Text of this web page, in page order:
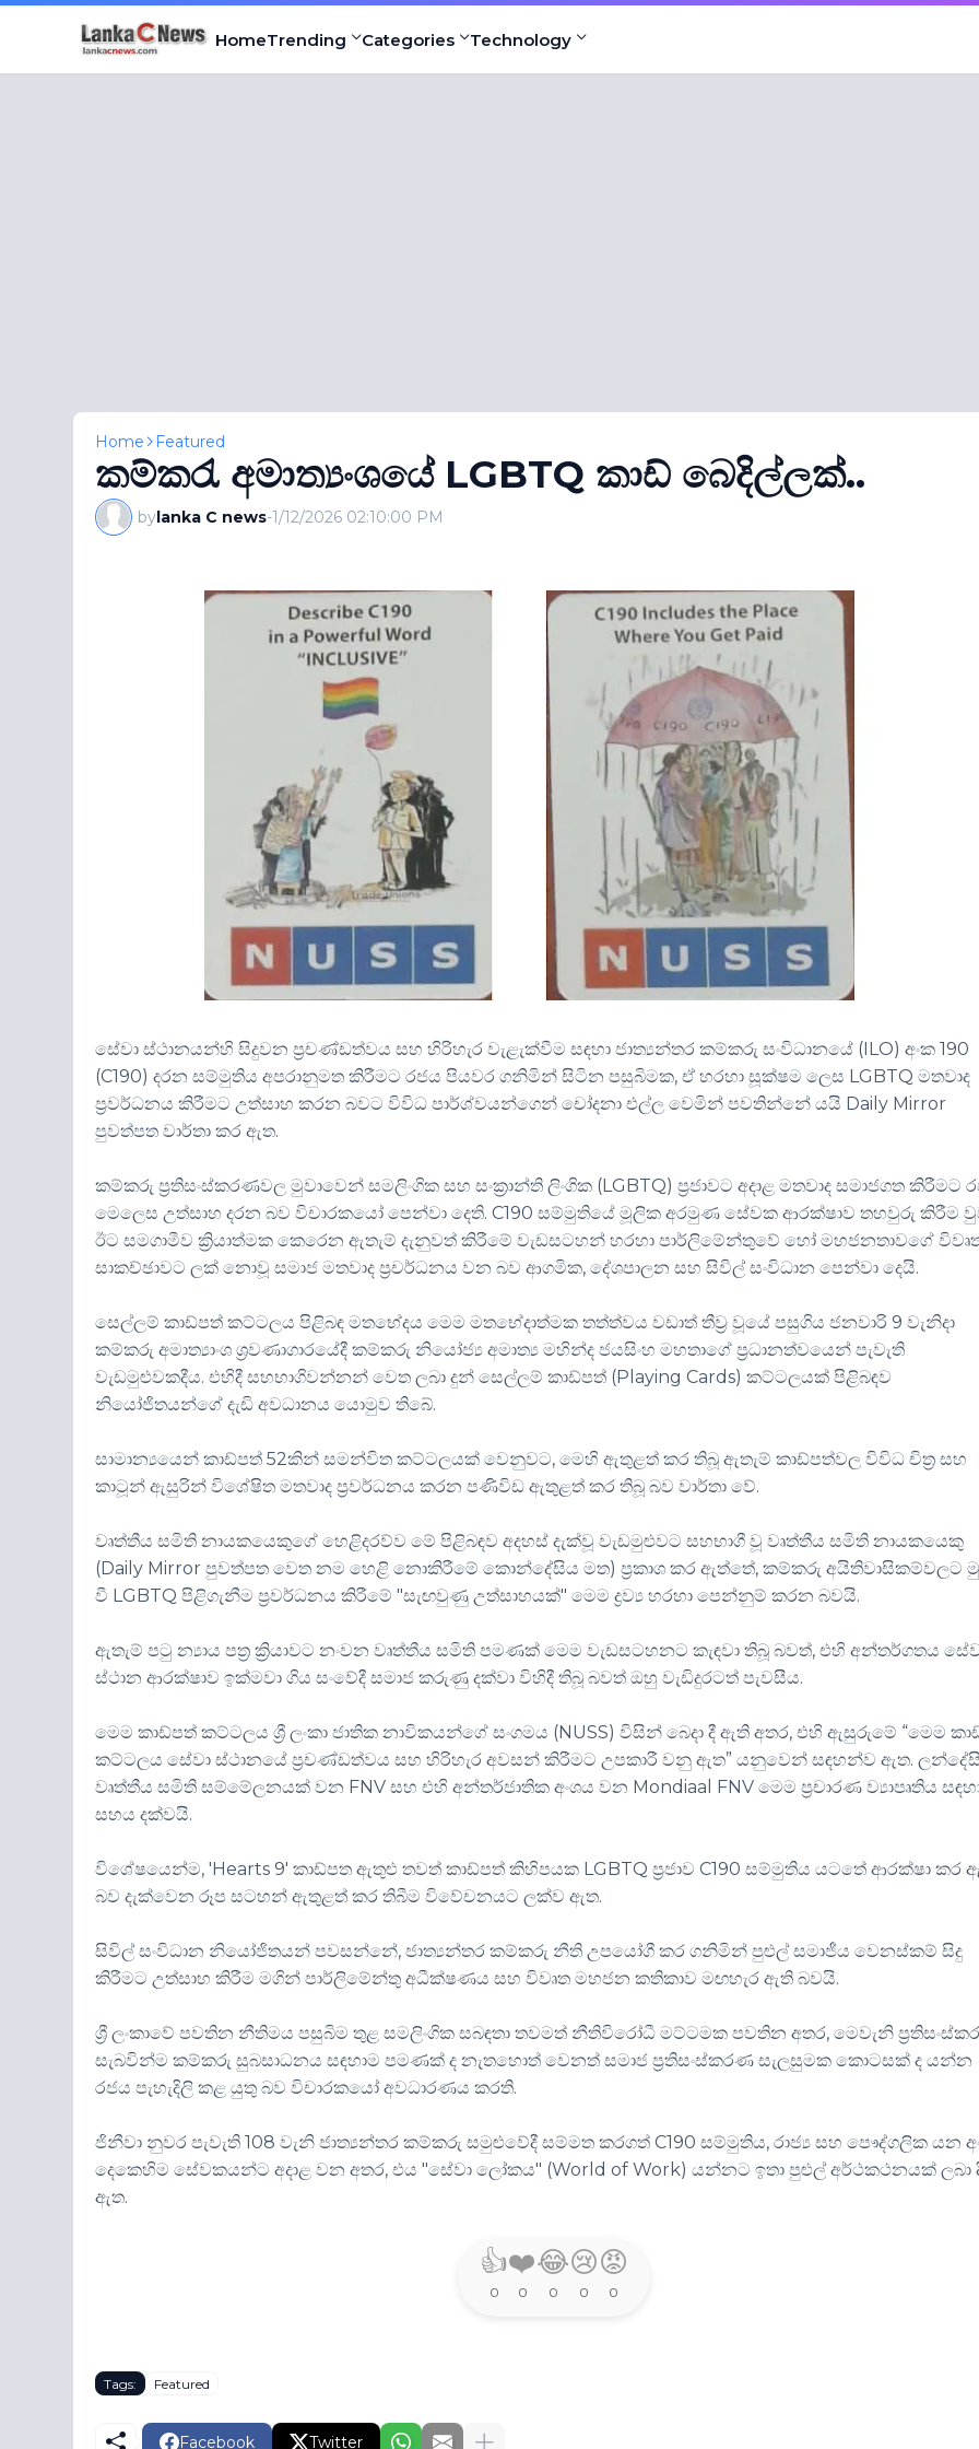
HomeTrending Categories Technology
Home Featured
කම්කරැ අමාත්‍යංශයේ LGBTQ කාඩ් බෙදිල්ලක්..
bylanka C news-1/12/2026 02:10:00 PM
සේවා ස්ථානයන්හි සිදුවන ප්‍රචණ්ඩත්වය සහ හිරිහැර වැළැක්වීම සඳහා ජාත්‍යන්තර කම්කරු සංවිධානයේ (ILO)අංක 190
(C190)දරන සම්මුතිය අපරානුමත කිරීමට රජය පියවර ගනිමින් සිටින පසුබිමක, ඒ හරහා සූක්ෂම ලෙස LGBTQමතවාද
ප්‍රවර්ධනය කිරීමට උත්සාහ කරන බවට විවිධ පාර්ශ්වයන්ගෙන් චෝදනා එල්ල වෙමින් පවතින්නේ යයි Daily Mirror
පුවත්පත වාර්තා කර ඇත.
කම්කරු ප්‍රතිසංස්කරණවල මුවාවෙන් සමලිංගික සහ සංක්‍රාන්ති ලිංගික (LGBTQ)ප්‍රජාවට අදාළ මතවාද සමාජගත කිරීමට
මෙලෙස උත්සාහ දරන බව විචාරකයෝ පෙන්වා දෙති.C190සම්මුතියේ මූලික අරමුණ සේවක ආරක්ෂාව තහවුරු කිරීම
ඊට සමගාමීව ක්‍රියාත්මක කෙරෙන ඇතැම් දැනුවත් කිරීමේ වැඩසටහන් හරහා පාර්ලිමේන්තුවේ හෝ මහජනතාවගේ
සාකච්ඡාවට ලක් නොවූ සමාජ මතවාද ප්‍රචර්ධනය වන බව ආගමික, දේශපාලන සහ සිවිල් සංවිධාන පෙන්වා දෙයි.
සෙල්ලම් කාඩ්පත් කට්ටලය පිළිබඳ මතභේදය මෙම මතභේදාත්මක තත්ත්වය වඩාත් තීව්‍ර වූයේ පසුගිය ජනවාරි 9 වැනිදා
කම්කරු අමාත්‍යාංශ ශ්‍රවණාගාරයේදී කම්කරු නියෝජ්‍ය අමාත්‍ය මහින්ද ජයසිංහ මහතාගේ ප්‍රධානත්වයෙන් පැවැති
වැඩමුළුවකදීය. එහිදී සහභාගිවන්නන් වෙත ලබා දුන් සෙල්ලම් කාඩ්පත් (Playing Cards)කට්ටලයක් පිළිබඳව
නියෝජිතයන්ගේ දැඩි අවධානය යොමුව තිබේ.
සාමාන්‍යයෙන් කාඩ්පත් 52කින් සමන්විත කට්ටලයක් වෙනුවට, මෙහි ඇතුළත් කර තිබූ ඇතැම් කාඩ්පත්වල විවිධ චිත්‍ර සහ
කාටූන් ඇසුරින් විශේෂිත මතවාද ප්‍රවර්ධනය කරන පණිවිඩ ඇතුළත් කර තිබූ බව වාර්තා වේ.
වෘත්තීය සමිති නායකයෙකුගේ හෙළිදරව්ව මේ පිළිබඳව අදහස් දැක්වූ වැඩමුළුවට සහභාගී වූ වෘත්තීය සමිති නායකයෙකු
(Daily Mirrorපුවත්පත වෙත නම හෙළි නොකිරීමේ කොන්දේසිය මත) ප්‍රකාශ කර ඇත්තේ, කම්කරු අයිතිවාසිකම්වලට
වී LGBTQපිළිගැනීම ප්‍රවර්ධනය කිරීමේ "සැඟවුණු උත්සාහයක්" මෙම ද්‍රව්‍ය හරහා පෙන්නුම් කරන බවයි.
ඇතැම් පටු න්‍යාය පත්‍ර ක්‍රියාවට නංවන වෘත්තීය සමිති පමණක් මෙම වැඩසටහනට කැඳවා තිබූ බවත්, එහි අන්තර්ගතය
ස්ථාන ආරක්ෂාව ඉක්මවා ගිය සංවේදී සමාජ කරුණු දක්වා විහිදී තිබූ බවත් ඔහු වැඩිදුරටත් පැවසීය.
මෙම කාඩ්පත් කට්ටලය ශ්‍රී ලංකා ජාතික නාවිකයන්ගේ සංගමය (NUSS)විසින් බෙදා දී ඇති අතර, එහි ඇසුරුමේ “මෙම
කට්ටලය සේවා ස්ථානයේ ප්‍රචණ්ඩත්වය සහ හිරිහැර අවසන් කිරීමට උපකාරී වනු ඇත” යනුවෙන් සඳහන්ව ඇත.
වෘත්තීය සමිති සම්මේලනයක් වන FNVසහ එහි අන්තර්ජාතික අංශය වන Mondiaal FNVමෙම ප්‍රචාරණ ව්‍යාපෘතිය
සහය දක්වයි.
විශේෂයෙන්ම, 'Hearts 9'කාඩ්පත ඇතුළු තවත් කාඩ්පත් කිහිපයක LGBTQප්‍රජාවC190සම්මුතිය යටතේ ආරක්ෂා කර
බව දැක්වෙන රූප සටහන් ඇතුළත් කර තිබීම විවේචනයට ලක්ව ඇත.
සිවිල් සංවිධාන නියෝජිතයන් පවසන්නේ, ජාත්‍යන්තර කම්කරු නීති උපයෝගී කර ගනිමින් පුළුල් සමාජීය වෙනස්කම් සිදු
කිරීමට උත්සාහ කිරීම මගින් පාර්ලිමේන්තු අධීක්ෂණය සහ විවෘත මහජන කතිකාව මඟහැර ඇති බවයි.
ශ්‍රී ලංකාවේ පවතින නීතිමය පසුබිම තුළ සමලිංගික සබඳතා තවමත් නීතිවිරෝධී මට්ටමක පවතින අතර, මෙවැනි
සැබවින්ම කම්කරු සුබසාධනය සඳහාම පමණක් ද නැතහොත් වෙනත් සමාජ ප්‍රතිසංස්කරණ සැලසුමක කොටසක් ද යන්න
රජය පැහැදිලි කළ යුතු බව විචාරකයෝ අවධාරණය කරති.
ජිනීවා නුවර පැවැති 108 වැනි ජාත්‍යන්තර කම්කරු සමුළුවේදී සම්මත කරගත්C190සම්මුතිය, රාජ්‍ය සහ පෞද්ගලික යන
දෙකෙහිම සේවකයන්ට අදාළ වන අතර, එය "සේවා ලෝකය" (World of Work)යන්නට ඉතා පුළුල් අර්ථකථනයක් ලබා
ඇත.
👍
0
❤️
0
😂
0
😢
0
😡
0
Tags: Featured
Facebook Twitter